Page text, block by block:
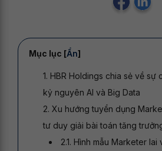
Mục lục [Ẩn]
1. HBR Holdings chia sẻ về sự
kỷ nguyên AI và Big Data
2. Xu hướng tuyển dụng
tư duy giải bài toán tăng
2.1. Hình mẫu Marketer